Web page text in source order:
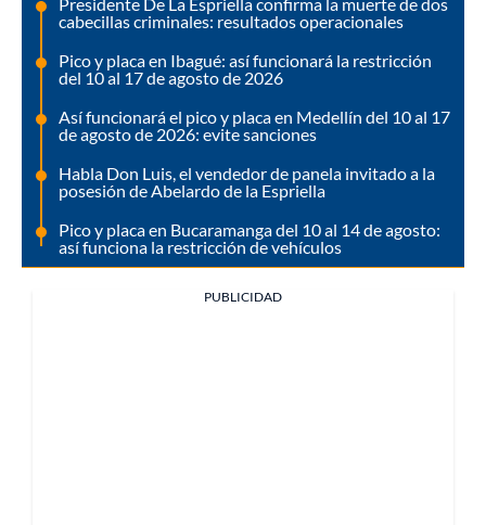
Presidente De La Espriella confirma la muerte de dos
cabecillas criminales: resultados operacionales
Pico y placa en Ibagué: así funcionará la restricción
del 10 al 17 de agosto de 2026
Así funcionará el pico y placa en Medellín del 10 al 17
de agosto de 2026: evite sanciones
Habla Don Luis, el vendedor de panela invitado a la
posesión de Abelardo de la Espriella
Pico y placa en Bucaramanga del 10 al 14 de agosto:
así funciona la restricción de vehículos
PUBLICIDAD